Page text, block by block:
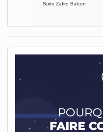
Suite Zafiro Balcon